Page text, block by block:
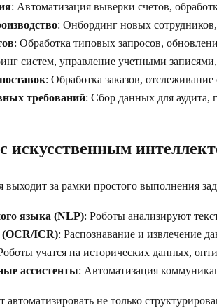
: Автоматизация выверки счетов,
: Онбординг новых
: Обработка типовых запросов,
систем, управление учетными
: Обработка заказов,
требований: Сбор данных для аудита,
искусственным
выходит за рамки простого выполнения
языка (NLP): Роботы анализируют
(OCR/ICR): Распознавание и извлечение
учатся на исторических данных,
ассистенты: Автоматизация
автоматизировать не только